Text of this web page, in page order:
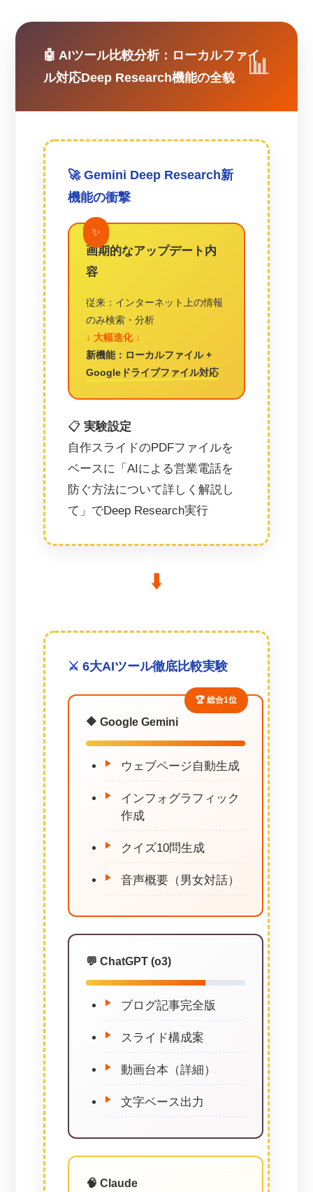
🤖 AIツール比較分析：ローカルファイ
ル対応Deep Research機能の全貌
🚀 Gemini Deep Research新
機能の衝撃
画期的なアップデート内
容
従来：インターネット上の情報
のみ検索・分析
↓ 大幅進化 ↓
新機能：ローカルファイル +
Googleドライブファイル対応
📋実験設定
自作スライドのPDFファイルを
ベースに「AIによる営業電話を
防ぐ方法について詳しく解説し
て」でDeep Research実行
⬇️
⚔️ 6大AIツール徹底比較実験
🏆 総合1位
🔶 Google Gemini
ウェブページ自動生成
インフォグラフィック
作成
クイズ10問生成
音声概要（男女対話）
💬 ChatGPT (o3)
ブログ記事完全版
スライド構成案
動画台本（詳細）
文字ベース出力
🧠 Claude